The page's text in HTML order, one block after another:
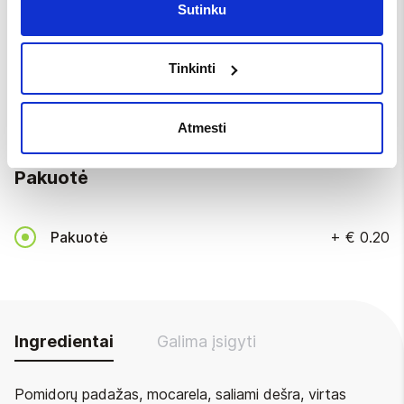
Sutinku
Tinkinti
Atmesti
Vienkartiniai įrankiai
Pakuotė
Pakuotė + € 0.20
Ingredientai Galima įsigyti
Pomidorų padažas, mocarela, saliami dešra, virtas